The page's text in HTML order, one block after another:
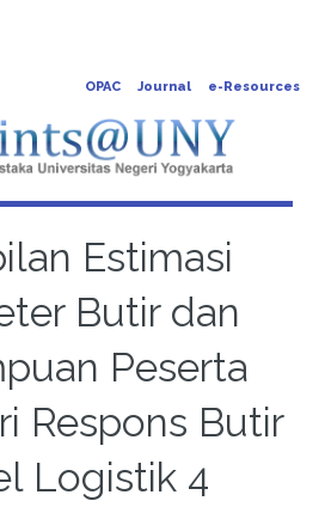
OPAC Journal e-Resources
Estimasi
Butir dan
Peserta
Respons Butir
Logistik 4